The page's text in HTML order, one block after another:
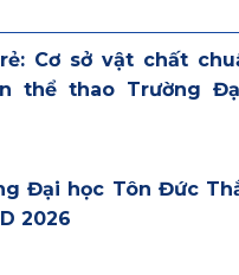
Cơ sở vật chất
thể thao Trường
Đại học Tôn Đức
2026